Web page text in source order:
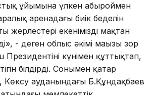
ұйымына үлкен абыроймен
аренадағы биік беделін
жерлестері екенімізді мақтан
- деген облыс әкімі маңызы зор
күнімен құттықтап,
білдірді. Сонымен қатар
Көксу ауданындағы Б.Құндақбаев